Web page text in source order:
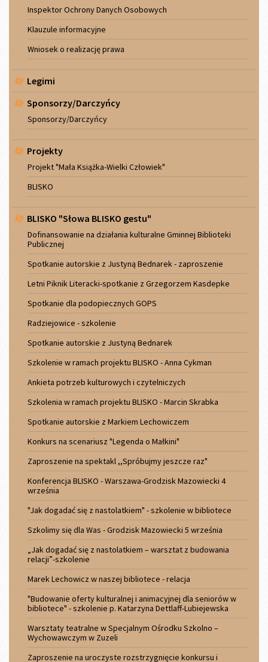
Inspektor Ochrony Danych Osobowych
Klauzule informacyjne
Wniosek o realizację prawa
Legimi
Sponsorzy/Darczyńcy
Sponsorzy/Darczyńcy
Projekty
Projekt "Mała Książka-Wielki Człowiek"
BLISKO
BLISKO "Słowa BLISKO gestu"
Dofinansowanie na działania kulturalne Gminnej Biblioteki
Publicznej
Spotkanie autorskie z Justyną Bednarek - zaproszenie
Letni Piknik Literacki-spotkanie z Grzegorzem Kasdepke
Spotkanie dla podopiecznych GOPS
Radziejowice - szkolenie
Spotkanie autorskie z Justyną Bednarek
Szkolenie w ramach projektu BLISKO - Anna Cykman
Ankieta potrzeb kulturowych i czytelniczych
Szkolenia w ramach projektu BLISKO - Marcin Skrabka
Spotkanie autorskie z Markiem Lechowiczem
Konkurs na scenariusz "Legenda o Małkini"
Zaproszenie na spektakl ,,Spróbujmy jeszcze raz"
Konferencja BLISKO - Warszawa-Grodzisk Mazowiecki 4
września
"Jak dogadać się z nastolatkiem" - szkolenie w bibliotece
Szkolimy się dla Was - Grodzisk Mazowiecki 5 września
„Jak dogadać się z nastolatkiem – warsztat z budowania
relacji”-szkolenie
Marek Lechowicz w naszej bibliotece - relacja
"Budowanie oferty kulturalnej i animacyjnej dla seniorów w
bibliotece" - szkolenie p. Katarzyna Dettlaff-Lubiejewska
Warsztaty teatralne w Specjalnym Ośrodku Szkolno –
Wychowawczym w Zuzeli
Zaproszenie na uroczyste rozstrzygnięcie konkursu i